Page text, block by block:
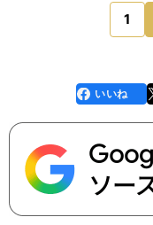
ミュレーションを行
1
faceboo
k
いいね